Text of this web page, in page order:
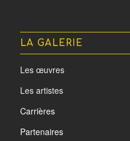
LA GALERIE
Les œuvres
Les artistes
Carrières
Partenaires